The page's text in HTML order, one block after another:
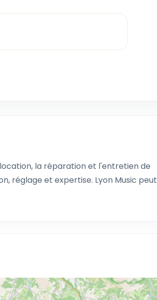
la réparation et l'entretien de
réglage et expertise. Lyon Music peut